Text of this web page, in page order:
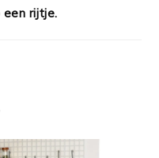
een rijtje.